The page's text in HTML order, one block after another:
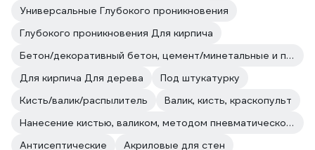
Универсальные Глубокого проникновения
Глубокого проникновения Для кирпича
Бетон/декоративный бетон, цемент/минетальные и полимерные декоративные штукатурки/прочие впитывающие поверхности
Для кирпича Для дерева
Под штукатурку
Кисть/валик/распылитель
Валик, кисть, краскопульт
Нанесение кистью, валиком, методом пневматического и безвоздушного распыления.
Антисептические
Акриловые для стен